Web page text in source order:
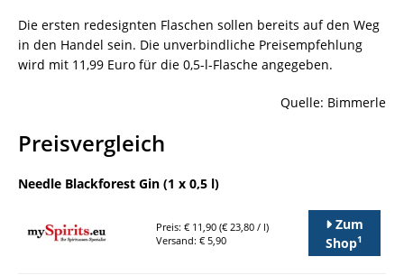
Die ersten redesignten Flaschen sollen bereits auf den Weg
in den Handel sein. Die unverbindliche Preisempfehlung
wird mit 11,99 Euro für die 0,5-l-Flasche angegeben.
Quelle: Bimmerle
Preisvergleich
Needle Blackforest Gin (1 x 0,5 l)
Preis: € 11,90 (€ 23,80 / l)
Versand: € 5,90
Zum
Shop1